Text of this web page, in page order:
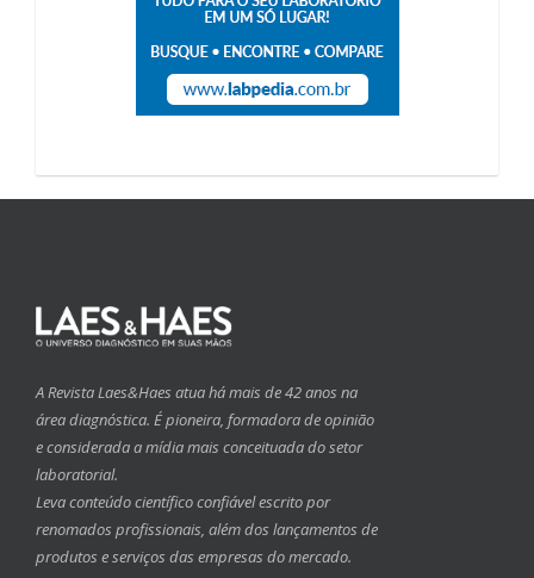
A Revista Laes&Haes atua há mais de 42 anos na
área diagnóstica. É pioneira, formadora de opinião
e considerada a mídia mais conceituada do setor
laboratorial.
Leva conteúdo científico confiável escrito por
renomados profissionais, além dos lançamentos de
produtos e serviços das empresas do mercado.